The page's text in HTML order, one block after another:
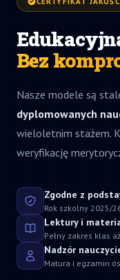
Bez
Nasze modele są
dyplomowanych
wieloletnim stażem.
weryfikację
Zgodne z
Rok szkolny 2025/
Lektury i
Pełny zakres klas
Nadzór
Matura i egzamin